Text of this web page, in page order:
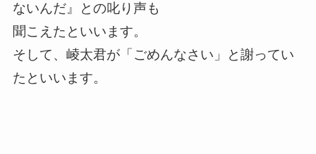
ないんだ』との叱り声も
聞こえたといいます。
そして、崚太君が「ごめんなさい」と謝ってい
たといいます。